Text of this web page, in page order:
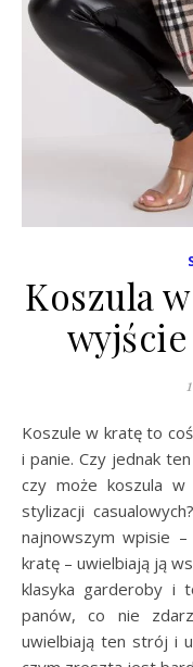
Koszula
Koszule w kratę to coś, co uwielbiają zarówno panowie, jak
i panie. Czy jednak
czy może koszula
stylizacji
najnowszym wpisie
kratę – uwielbiają ją
klasyka garderoby i
panów, co nie
uwielbiają ten strój i